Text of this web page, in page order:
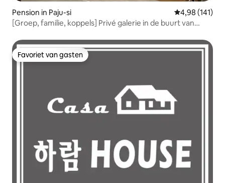
Pension in Paju-si Gemiddelde
4,98 (141)
[Groep, familie, koppels] Privé galerie in de buurt van
Favoriet van gasten
Favoriet van gasten